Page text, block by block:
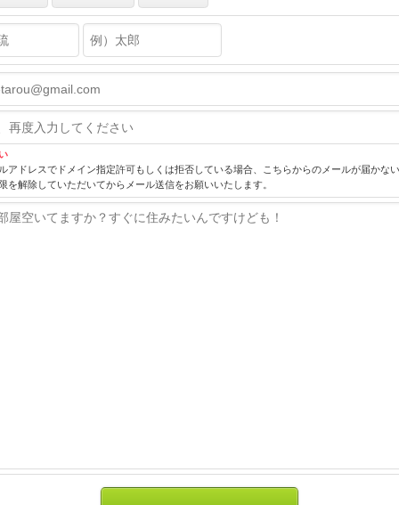
アドレスでドメイン指定許可もしくは拒否している場合、こちらからのメールが届かな
を解除していただいてからメール送信をお願いいたします。